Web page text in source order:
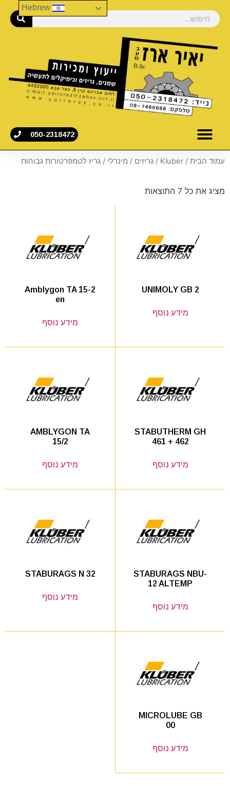
050-2318472
עמוד הבית /
Kluber
/ גריזים / מינרלי / גריז לטמפרטורות גבוהות
מציג את כל 7 התוצאות
UNIMOLY GB 2
מידע נוסף
Amblygon TA 15-2
en
מידע נוסף
STABUTHERM GH
461 + 462
מידע נוסף
AMBLYGON TA
15/2
מידע נוסף
STABURAGS NBU-
12 ALTEMP
מידע נוסף
STABURAGS N 32
מידע נוסף
MICROLUBE GB
00
מידע נוסף
Hebrew